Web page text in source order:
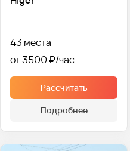
43 места
от 3500 ₽
Рассчитать
Подробнее